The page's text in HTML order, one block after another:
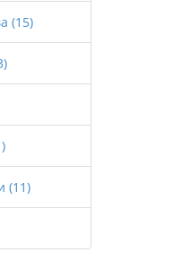
(15)
(11)